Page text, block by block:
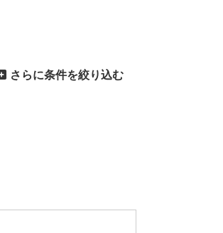
さらに条件を絞り込む